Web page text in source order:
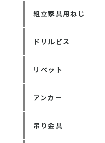
組立家具用ねじ
ドリルビス
リベット
アンカー
吊り金具